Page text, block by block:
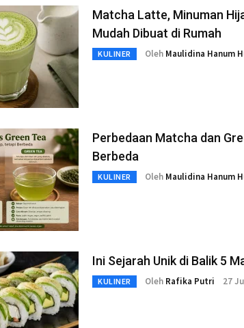
Matcha Latte, Minuman
Mudah Dibuat di Rumah
KULINER Oleh Maulidina Hanum
Perbedaan Matcha dan
Berbeda
KULINER Oleh Maulidina Hanum
Ini Sejarah Unik di Balik 5
KULINER Oleh Rafika Putri 27